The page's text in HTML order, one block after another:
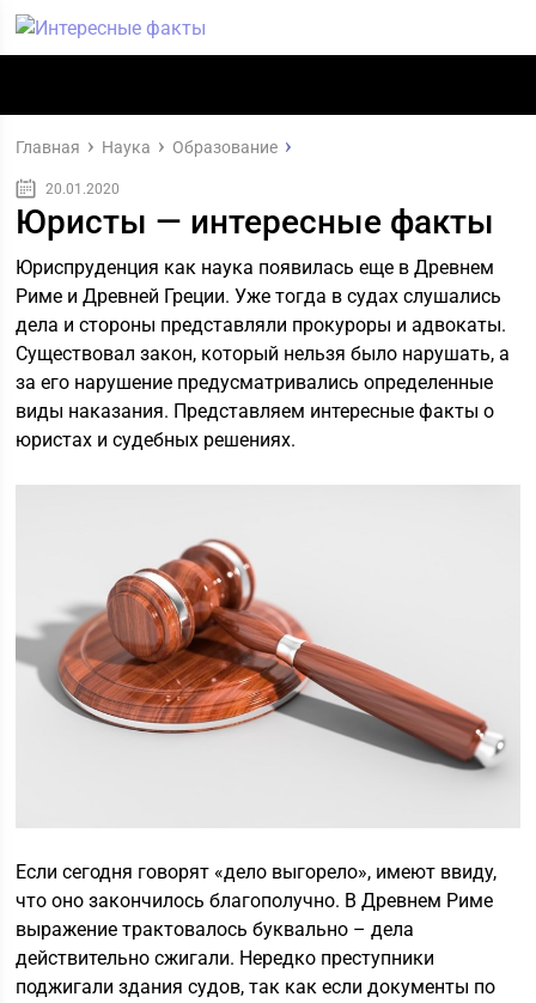
Главная Наука Образование
20.01.2020
Юристы — интересные факты
Юриспруденция как наука появилась еще в Древнем
Риме и Древней Греции. Уже тогда в судах слушались
дела и стороны представляли прокуроры и адвокаты.
Существовал закон, который нельзя было нарушать, а
за его нарушение предусматривались определенные
виды наказания. Представляем интересные факты о
юристах и судебных решениях.
Если сегодня говорят «дело выгорело», имеют ввиду,
что оно закончилось благополучно. В Древнем Риме
выражение трактовалось буквально – дела
действительно сжигали. Нередко преступники
поджигали здания судов, так как если документы по